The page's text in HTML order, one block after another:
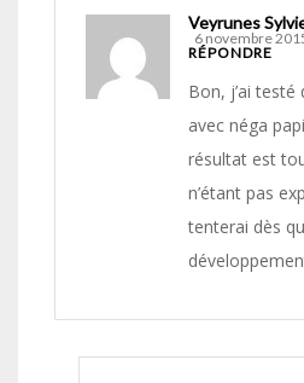
Veyrunes
6 novembre
RÉPONDRE
Bon, j’ai
avec néga
résultat est
n’étant pas
tenterai dès